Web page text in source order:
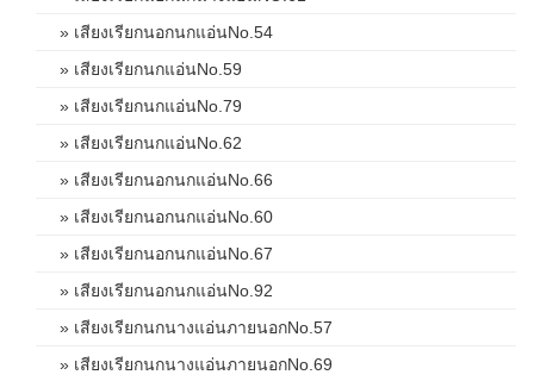
» เสียงเรียกนอกนกแอ่นNo.54
» เสียงเรียกนกแอ่นNo.59
» เสียงเรียกนกแอ่นNo.79
» เสียงเรียกนกแอ่นNo.62
» เสียงเรียกนอกนกแอ่นNo.66
» เสียงเรียกนอกนกแอ่นNo.60
» เสียงเรียกนอกนกแอ่นNo.67
» เสียงเรียกนอกนกแอ่นNo.92
» เสียงเรียกนกนางแอ่นภายนอกNo.57
» เสียงเรียกนกนางแอ่นภายนอกNo.69